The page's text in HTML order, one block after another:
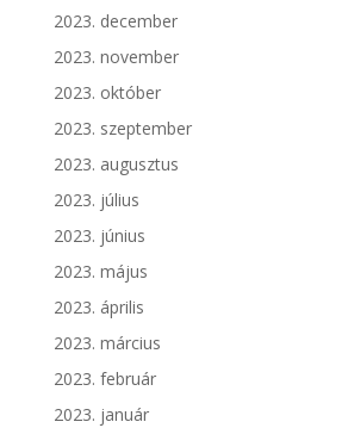
2023. december
2023. november
2023. október
2023. szeptember
2023. augusztus
2023. július
2023. június
2023. május
2023. április
2023. március
2023. február
2023. január